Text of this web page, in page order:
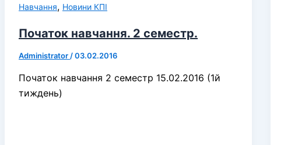
Навчання, Новини КПІ
Початок навчання. 2 семестр.
Administrator /03.02.2016
Початок навчання 2 семестр 15.02.2016 (1й
тиждень)